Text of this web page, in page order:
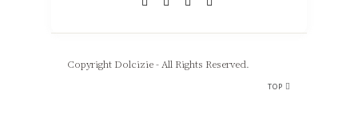
Copyright Dolcizie - All Rights Reserved.
TOP